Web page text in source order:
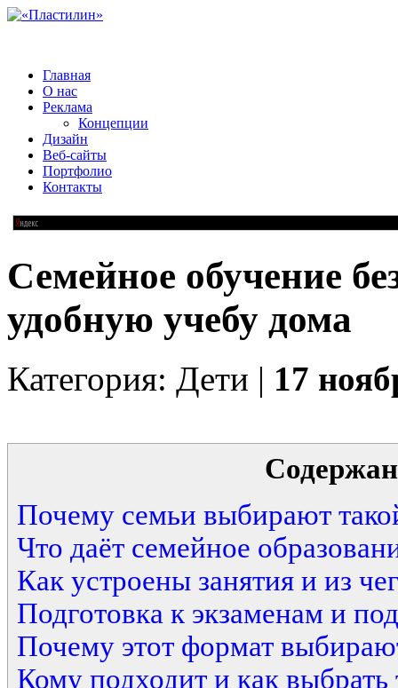
Главная
О нас
Реклама
Концепции
Дизайн
Веб-сайты
Портфолио
Контакты
Семейное обучение
удобную учебу дома
Категория: Дети | 17
Почему семьи выбирают
Что даёт семейное
Как устроены занятия и из
Подготовка к экзаменам и
Почему этот формат
Кому подходит и как